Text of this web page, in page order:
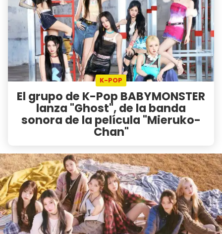
K-POP
El grupo de K-Pop BABYMONSTER
lanza "Ghost", de la banda
sonora de la película "Mieruko-
Chan"